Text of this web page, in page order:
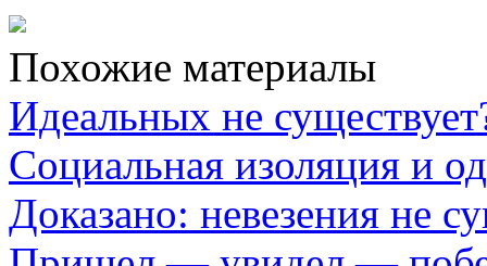
Похожие материалы
Идеальных не
Социальная изоляция и
Доказано: невезения не